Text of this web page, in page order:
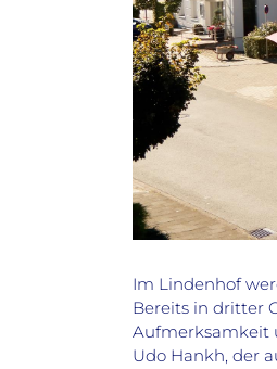
Im Lindenhof
Bereits in dritter
Aufmerksamkeit
Udo Hankh, der